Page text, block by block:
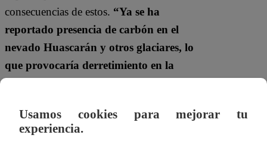
consecuencias de estos. “Ya se ha
reportado presencia de carbón en el
nevado Huascarán y otros glaciares, lo
que provocaría derretimiento en la
Por su parte, Gastone Macedo Menacho,
jefe de la oficina de gestión de riesgo de
Usamos cookies para mejorar tu
experiencia.